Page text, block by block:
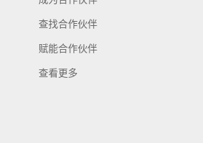
查找合作伙伴
赋能合作伙伴
查看更多